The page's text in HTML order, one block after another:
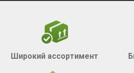
Широкий ассортимент